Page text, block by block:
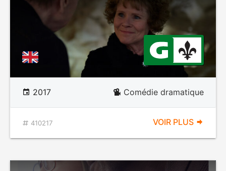
2017 Comédie dramatique
410217 VOIR PLUS